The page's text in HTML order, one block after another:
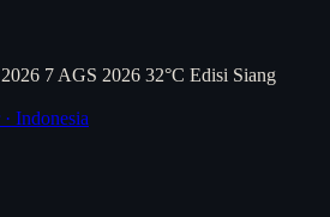
7 AGS 2026 32°C Edisi Siang
Indonesia